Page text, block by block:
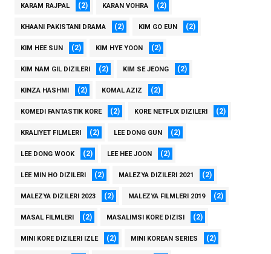
KARAM RAJPAL (2) KARAN VOHRA (2)
KHAANI PAKISTANI DRAMA (2) KIM GO EUN (2)
KIM HEE SUN (2) KIM HYE YOON (2)
KIM NAM GIL DIZILERI (2) KIM SE JEONG (2)
KINZA HASHMI (2) KOMAL AZIZ (2)
KOMEDI FANTASTIK KORE (2) KORE NETFLIX DIZILERI (2)
KRALIYET FILMLERI (2) LEE DONG GUN (2)
LEE DONG WOOK (2) LEE HEE JOON (2)
LEE MIN HO DIZILERI (2) MALEZYA DIZILERI 2021 (2)
MALEZYA DIZILERI 2023 (2) MALEZYA FILMLERI 2019 (2)
MASAL FILMLERI (2) MASALIMSI KORE DIZISI (2)
MINI KORE DIZILERI IZLE (2) MINI KOREAN SERIES (2)